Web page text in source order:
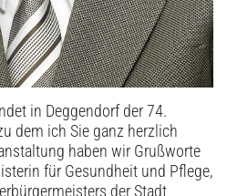
in Deggendorf der 74.
dem ich Sie ganz herzlich
haben wir Grußworte
für Gesundheit und Pflege,
der Stadt